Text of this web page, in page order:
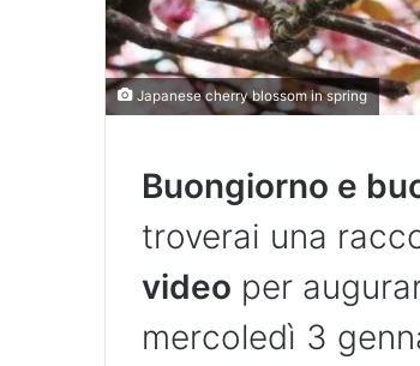
Japanese cherry blossom in spring
Buongiorno e
troverai una
video per
mercoledì 3